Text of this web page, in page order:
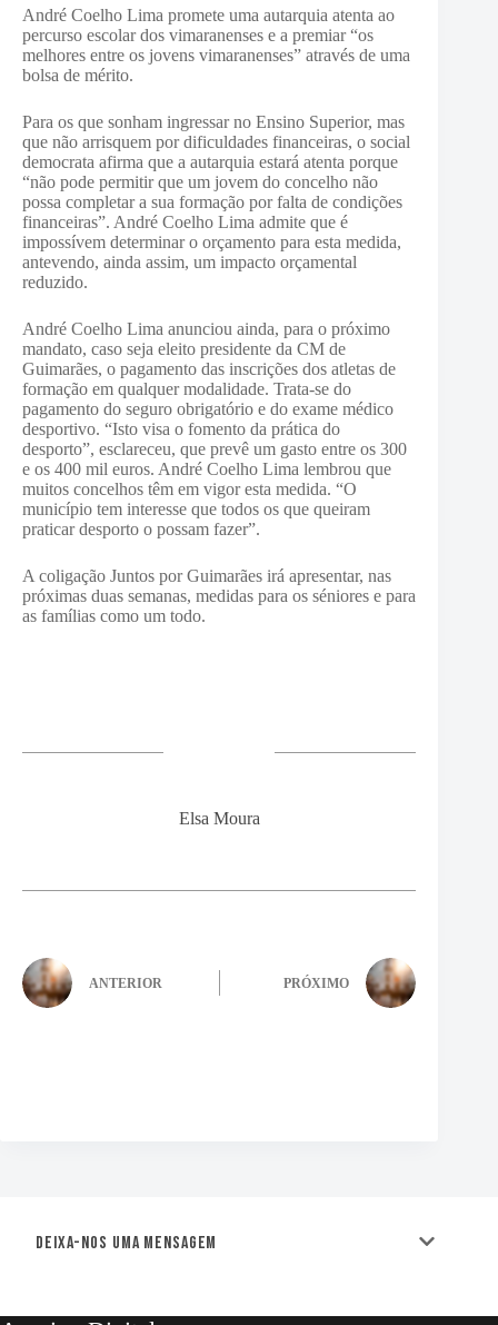
André Coelho Lima promete uma autarquia atenta ao
percurso escolar dos vimaranenses e a premiar “os
melhores entre os jovens vimaranenses” através de uma
bolsa de mérito.
Para os que sonham ingressar no Ensino Superior, mas
que não arrisquem por dificuldades financeiras, o social
democrata afirma que a autarquia estará atenta porque
“não pode permitir que um jovem do concelho não
possa completar a sua formação por falta de condições
financeiras”. André Coelho Lima admite que é
impossívem determinar o orçamento para esta medida,
antevendo, ainda assim, um impacto orçamental
reduzido.
André Coelho Lima anunciou ainda, para o próximo
mandato, caso seja eleito presidente da CM de
Guimarães, o pagamento das inscrições dos atletas de
formação em qualquer modalidade. Trata-se do
pagamento do seguro obrigatório e do exame médico
desportivo. “Isto visa o fomento da prática do
desporto”, esclareceu, que prevê um gasto entre os 300
e os 400 mil euros. André Coelho Lima lembrou que
muitos concelhos têm em vigor esta medida. “O
município tem interesse que todos os que queiram
praticar desporto o possam fazer”.
A coligação Juntos por Guimarães irá apresentar, nas
próximas duas semanas, medidas para os séniores e para
as famílias como um todo.
Elsa Moura
ANTERIOR PRÓXIMO
Deixa-nos uma mensagem